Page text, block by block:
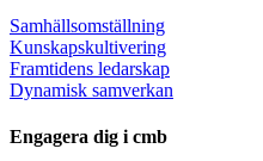
Samhällsomställning
Kunskapskultivering
Framtidens ledarskap
Dynamisk samverkan
Engagera dig i cmb